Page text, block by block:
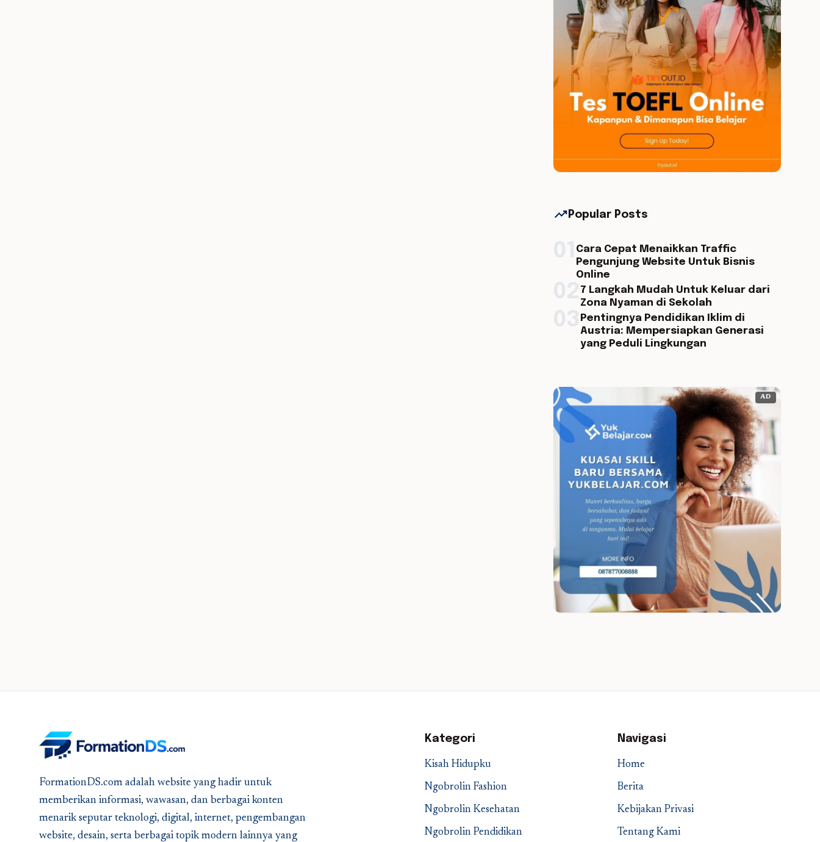
trending_up Popular Posts
Cara Cepat Menaikkan Traffic
Pengunjung Website Untuk Bisnis
Online
7 Langkah Mudah Untuk Keluar dari
Zona Nyaman di Sekolah
Pentingnya Pendidikan Iklim di
Austria: Mempersiapkan Generasi
yang Peduli Lingkungan
AD
FormationDS.com adalah website yang hadir untuk
memberikan informasi, wawasan, dan berbagai konten
menarik seputar teknologi, digital, internet, pengembangan
website, desain, serta berbagai topik modern lainnya yang
Kategori
Kisah Hidupku
Ngobrolin Fashion
Ngobrolin Kesehatan
Ngobrolin Pendidikan
Navigasi
Home
Berita
Kebijakan Privasi
Tentang Kami